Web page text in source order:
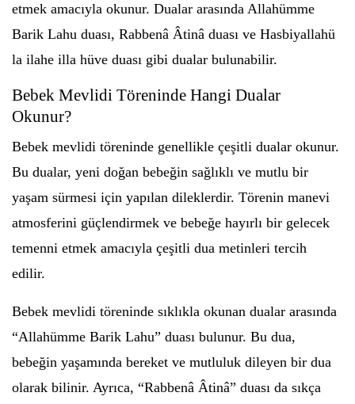
etmek amacıyla okunur. Dualar arasında Allahümme
Barik Lahu duası, Rabbenâ Âtinâ duası ve Hasbiyallahü
la ilahe illa hüve duası gibi dualar bulunabilir.
Bebek Mevlidi Töreninde Hangi Dualar
Okunur?
Bebek mevlidi töreninde genellikle çeşitli dualar okunur.
Bu dualar, yeni doğan bebeğin sağlıklı ve mutlu bir
yaşam sürmesi için yapılan dileklerdir. Törenin manevi
atmosferini güçlendirmek ve bebeğe hayırlı bir gelecek
temenni etmek amacıyla çeşitli dua metinleri tercih
edilir.
Bebek mevlidi töreninde sıklıkla okunan dualar arasında
“Allahümme Barik Lahu” duası bulunur. Bu dua,
bebeğin yaşamında bereket ve mutluluk dileyen bir dua
olarak bilinir. Ayrıca, “Rabbenâ Âtinâ” duası da sıkça